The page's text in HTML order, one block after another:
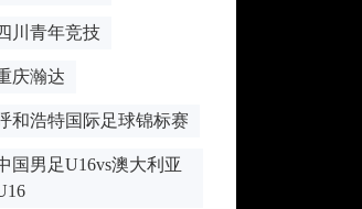
川青年竞技
庆瀚达
和浩特国际足球锦标赛
国男足U16vs澳大利亚